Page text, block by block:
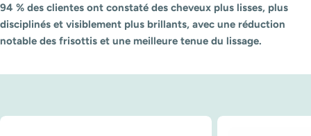
94 % des clientes ont constaté des cheveux plus lisses, plus
disciplinés et visiblement plus brillants, avec une réduction
notable des frisottis et une meilleure tenue du lissage.